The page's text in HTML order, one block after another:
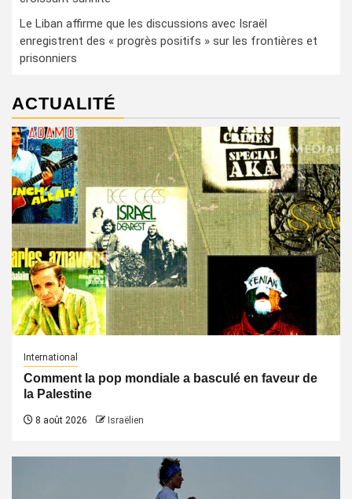
Le Liban affirme que les discussions avec Israël
enregistrent des « progrès positifs » sur les frontières et
prisonniers
ACTUALITÉ
International
Comment la pop mondiale a basculé en faveur de
la Palestine
8 août 2026 Israëlien